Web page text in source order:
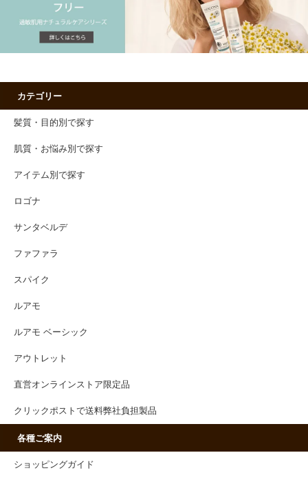
カテゴリー
髪質・目的別で探す
肌質・お悩み別で探す
アイテム別で探す
ロゴナ
サンタベルデ
ファファラ
スパイク
ルアモ
ルアモ ベーシック
アウトレット
直営オンラインストア限定品
クリックポストで送料弊社負担製品
各種ご案内
ショッピングガイド